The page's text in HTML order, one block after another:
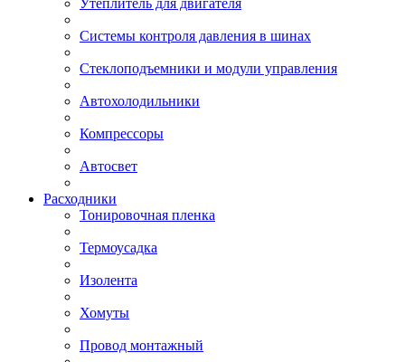
Утеплитель для двигателя
Системы контроля давления в шинах
Стеклоподъемники и модули управления
Автохолодильники
Компрессоры
Автосвет
Расходники
Тонировочная пленка
Термоусадка
Изолента
Хомуты
Провод монтажный